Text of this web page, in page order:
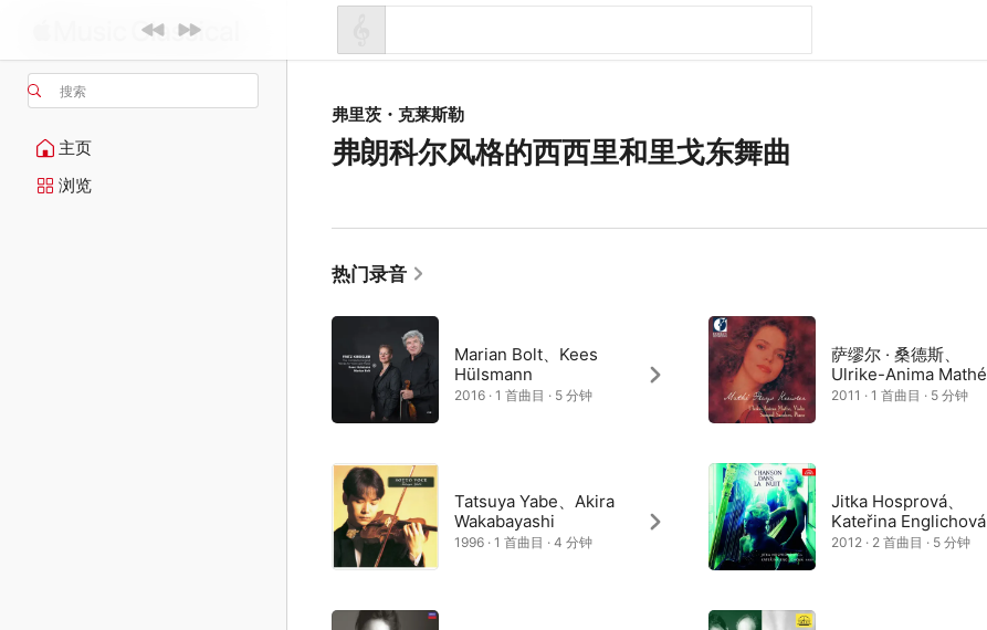
搜索
主页
浏览
弗里茨・克莱斯勒
弗朗科尔风格的西西里和里戈东舞曲
热门录音
Marian Bolt、Kees
Hülsmann
2016 · 1 首曲目 · 5 分钟
Tatsuya Yabe、Akira
Wakabayashi
1996 · 1 首曲目 · 4 分钟
萨缪尔 · 桑德斯、
Ulrike-Anima Mathé
2011 · 1 首曲目 · 5 分钟
Jitka Hosprová、
Kateřina Englichová
2012 · 2 首曲目 · 5 分钟